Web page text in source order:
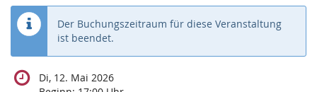
Der Buchungszeitraum für diese Veranstaltung
ist beendet.
Di, 12. Mai 2026